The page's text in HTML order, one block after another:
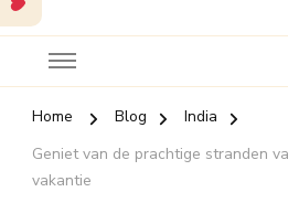
Home Blog
India
Geniet van de prachtige stranden
vakantie